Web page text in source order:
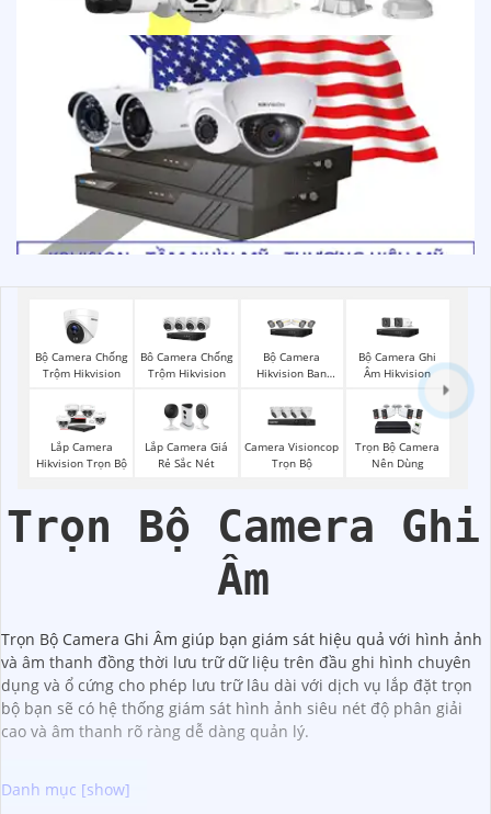
Bộ Camera Chống
Trộm Hikvision
Bô Camera Chống
Trộm Hikvision
Bộ Camera
Hikvision Ban
Bộ Camera Ghi
Âm Hikvision
Lắp Camera
Hikvision Trọn Bộ
Lắp Camera Giá
Rẻ Sắc Nét
Camera Visioncop
Trọn Bộ
Trọn Bộ Camera
Nên Dùng
Trọn Bộ Camera Ghi
Âm
Trọn Bộ Camera Ghi Âm giúp bạn giám sát hiệu quả với hình ảnh
và âm thanh đồng thời lưu trữ dữ liệu trên đầu ghi hình chuyên
dụng và ổ cứng cho phép lưu trữ lâu dài với dịch vụ lắp đặt trọn
bộ bạn sẽ có hệ thống giám sát hình ảnh siêu nét độ phân giải
cao và âm thanh rõ ràng dễ dàng quản lý.